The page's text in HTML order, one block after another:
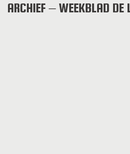
ARCHIEF – WEEKBLAD DE